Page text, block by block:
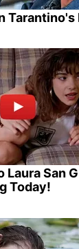
Tarantino's
Laura San
Today!